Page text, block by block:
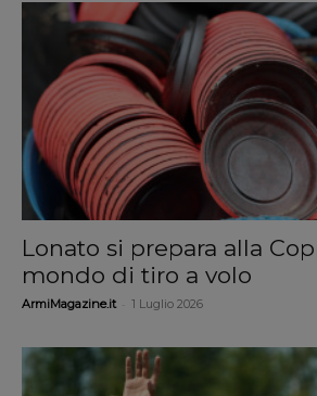
Lonato si prepara alla
mondo di tiro a volo
ArmiMagazine.it 1 Luglio 2026